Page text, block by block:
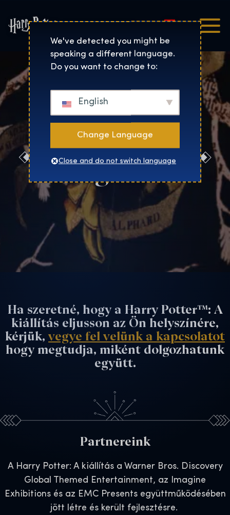
Harry Potter™: The
Magyar
Foglalás
Ha szeretné, hogy a Harry Potter™: A
kiállítás eljusson az Ön helyszínére,
kérjük, vegye fel velünk a kapcsolatot
hogy megtudja, miként dolgozhatunk
együtt.
Partnereink
A Harry Potter: A kiállítás a Warner Bros. Discovery
Global Themed Entertainment, az Imagine
Exhibitions és az EMC Presents együttműködésében
jött létre és került fejlesztésre.
We've detected you might be
speaking a different language.
Do you want to change to:
English
Change Language
Close and do not switch language